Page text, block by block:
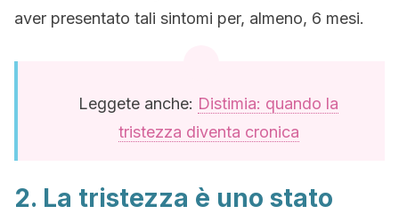
aver presentato tali sintomi per, almeno, 6 mesi.
Leggete anche: Distimia: quando la
tristezza diventa cronica
2. La tristezza è uno stato